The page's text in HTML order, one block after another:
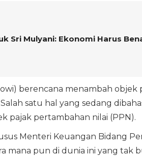
Sri Mulyani: Ekonomi Harus
berencana menambah
satu hal yang sedang
pajak pertambahan nilai (PPN).
Menteri Keuangan Bidang
mana pun di dunia ini yang tak